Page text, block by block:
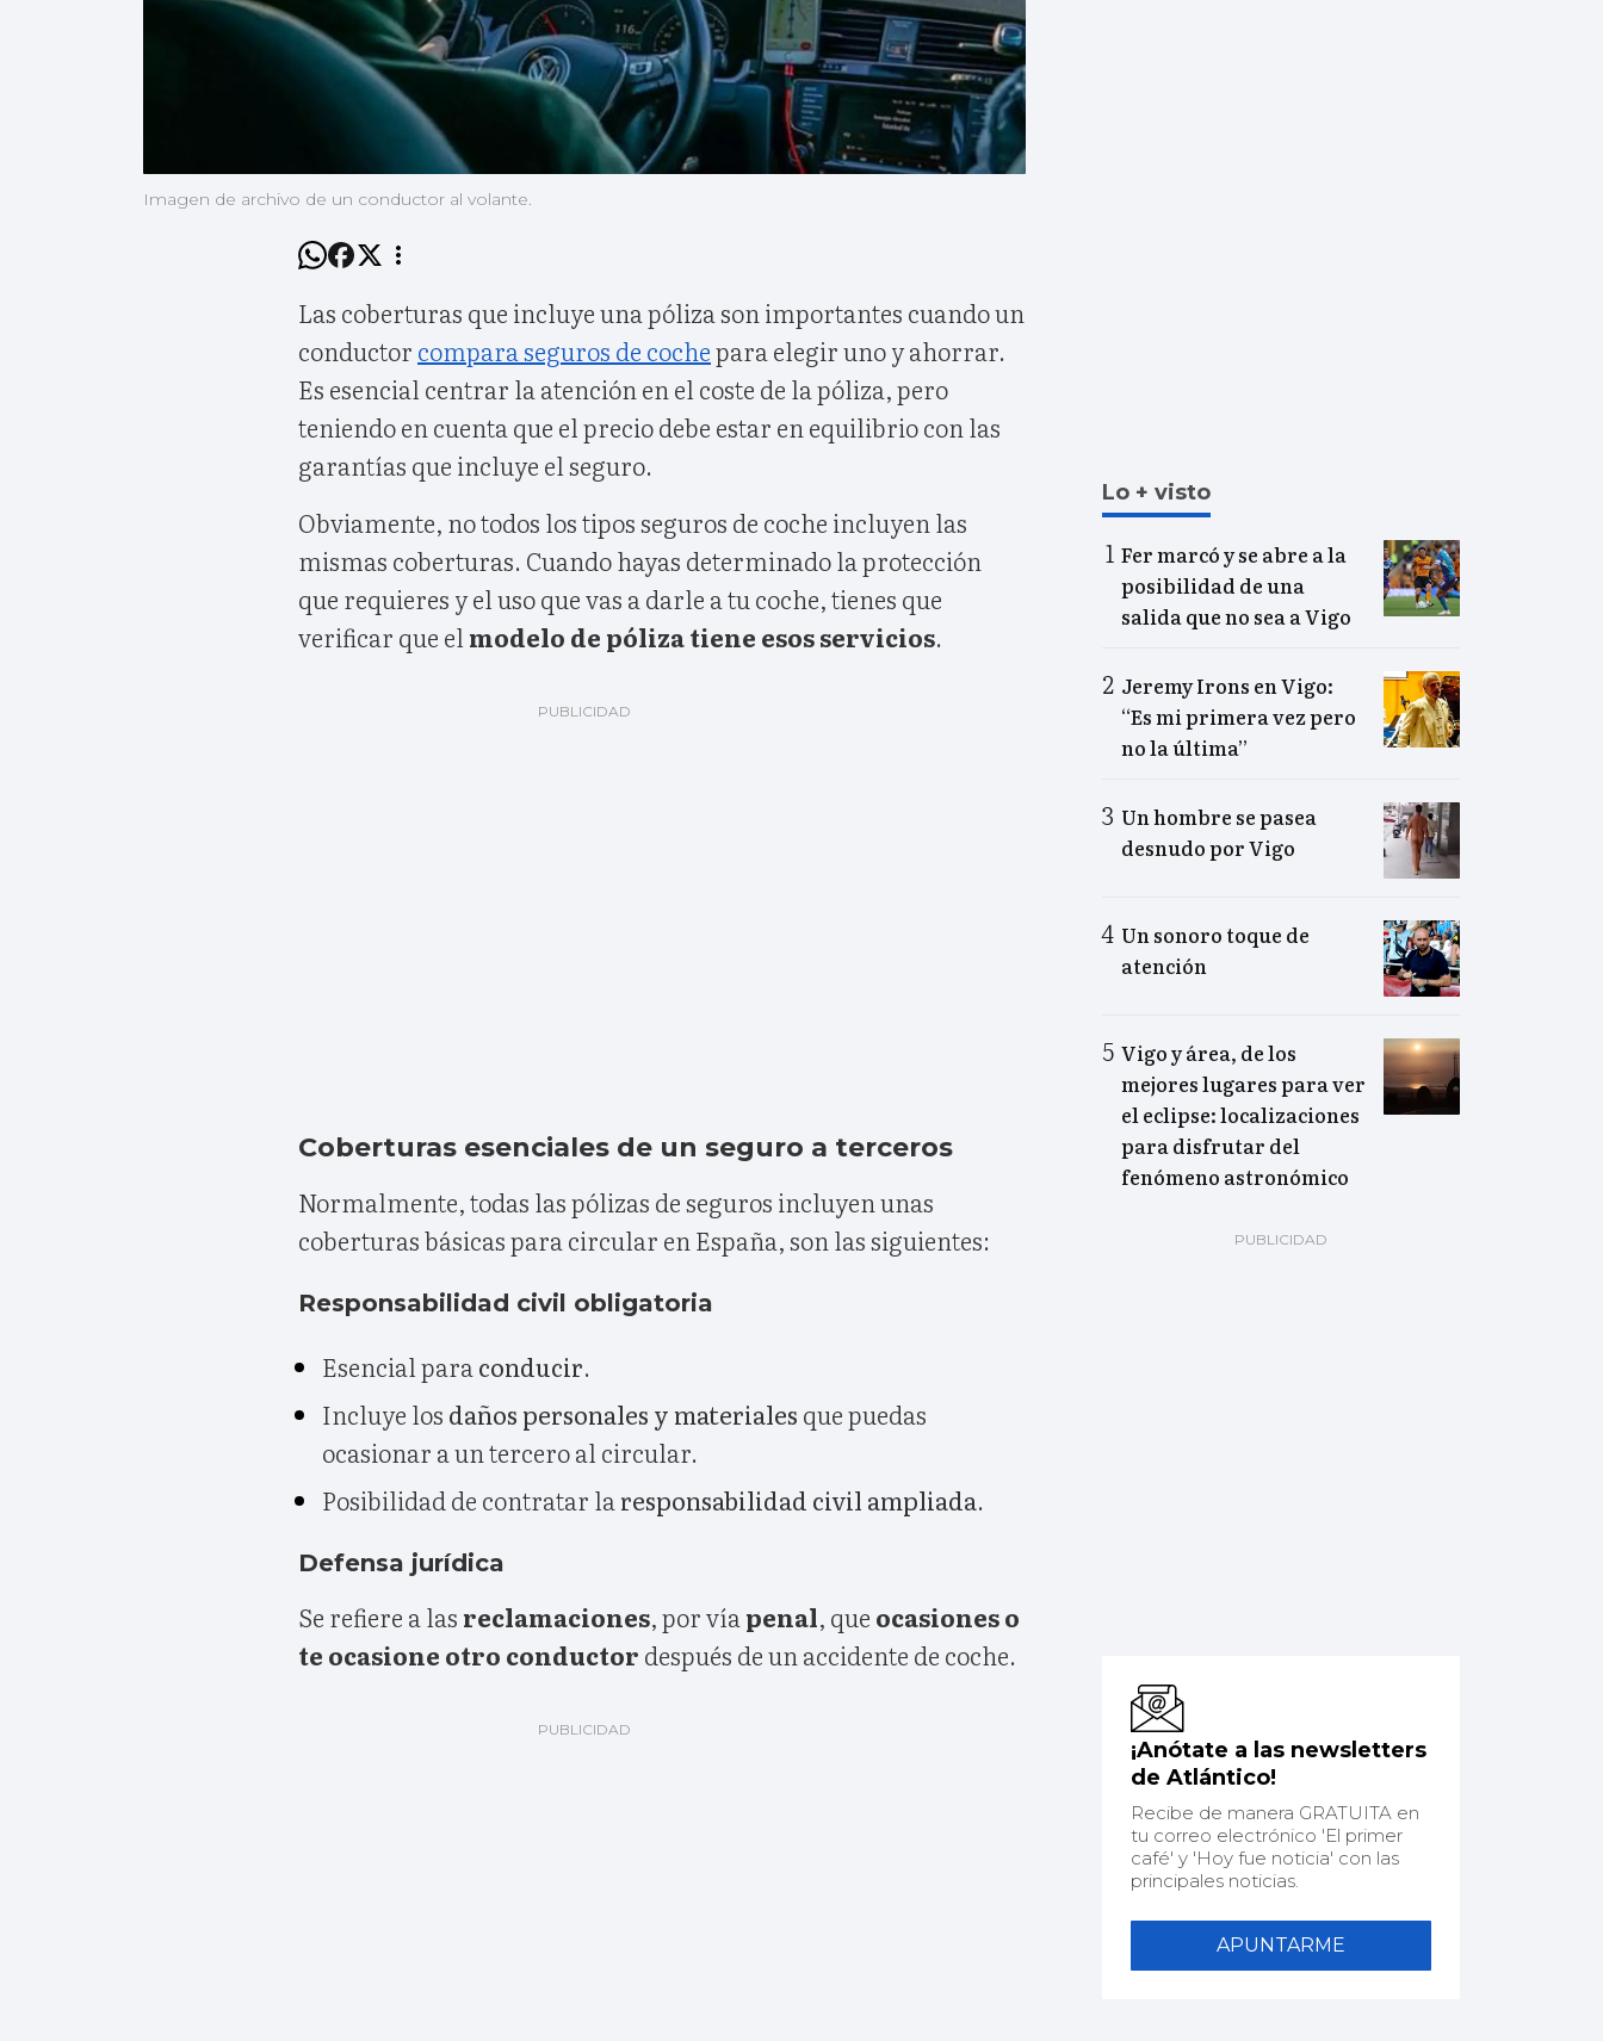
Imagen de archivo de un conductor al volante.
Las coberturas que incluye una póliza son importantes cuando un
conductor compara seguros de cochepara elegir uno y ahorrar.
Es esencial centrar la atención en el coste de la póliza, pero
teniendo en cuenta que el precio debe estar en equilibrio con las
garantías que incluye el seguro.
Obviamente, no todos los tipos seguros de coche incluyen las
mismas coberturas. Cuando hayas determinado la protección
que requieres y el uso que vas a darle a tu coche, tienes que
verificar que el modelo de póliza tiene esos servicios.
Coberturas esenciales de un seguro a terceros
Normalmente, todas las pólizas de seguros incluyen unas
coberturas básicas para circular en España, son las siguientes:
Responsabilidad civil obligatoria
Esencial para conducir.
Incluye los daños personales y materiales que puedas
ocasionar a un tercero al circular.
Posibilidad de contratar la responsabilidad civil ampliada.
Defensa jurídica
Se refiere a las reclamaciones, por vía penal, que ocasiones o
te ocasione otro conductor después de un accidente de coche.
Lo + visto
Fer marcó y se abre a la
posibilidad de una
salida que no sea a Vigo
Jeremy Irons en Vigo:
“Es mi primera vez pero
no la última”
Un hombre se pasea
desnudo por Vigo
Un sonoro toque de
atención
Vigo y área, de los
mejores lugares para ver
el eclipse: localizaciones
para disfrutar del
fenómeno astronómico
¡Anótate a las newsletters
de Atlántico!
Recibe de manera GRATUITA en
tu correo electrónico 'El primer
café' y 'Hoy fue noticia' con las
principales noticias.
APUNTARME